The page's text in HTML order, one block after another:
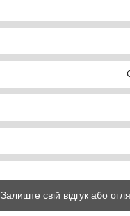
Залиште свій відгук або